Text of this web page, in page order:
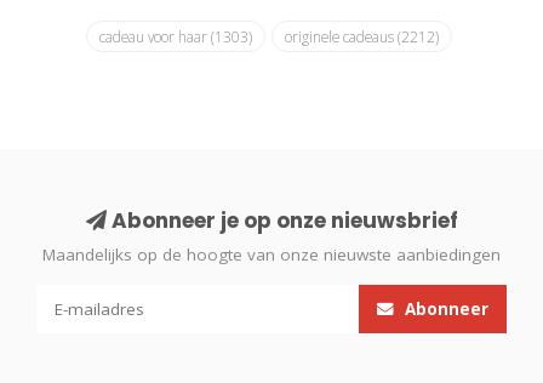
cadeau voor haar(1303) originele cadeaus(2212)
Abonneer je op onze nieuwsbrief
Maandelijks op de hoogte van onze nieuwste aanbiedingen
Abonneer